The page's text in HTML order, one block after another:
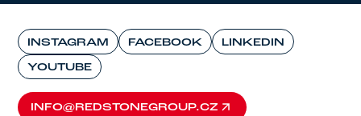
INSTAGRAM FACEBOOK LINKEDIN
YOUTUBE
INFO@REDSTONEGROUP.CZ